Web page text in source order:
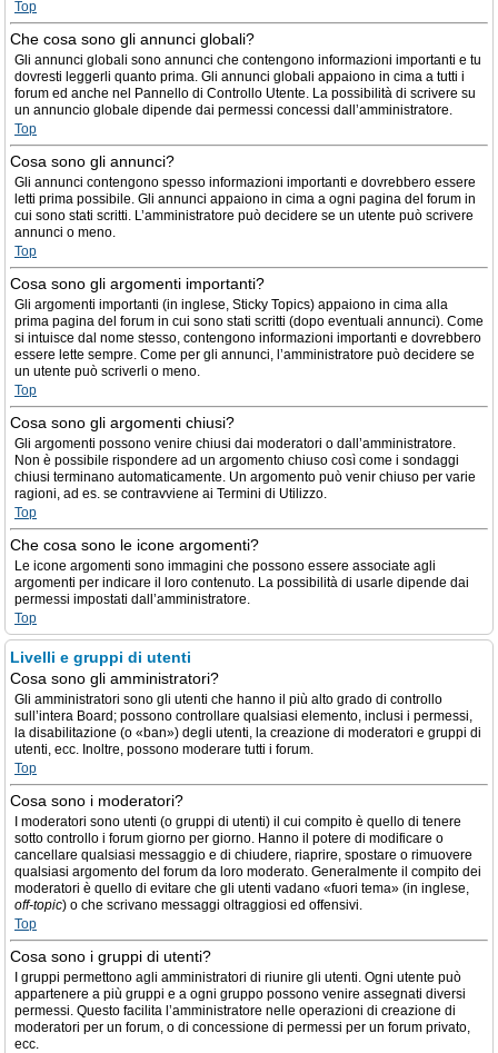
Top
Che cosa sono gli annunci globali?
Gli annunci globali sono annunci che contengono informazioni importanti e tu
dovresti leggerli quanto prima. Gli annunci globali appaiono in cima a tutti i
forum ed anche nel Pannello di Controllo Utente. La possibilità di scrivere su
un annuncio globale dipende dai permessi concessi dall’amministratore.
Top
Cosa sono gli annunci?
Gli annunci contengono spesso informazioni importanti e dovrebbero essere
letti prima possibile. Gli annunci appaiono in cima a ogni pagina del forum in
cui sono stati scritti. L’amministratore può decidere se un utente può scrivere
annunci o meno.
Top
Cosa sono gli argomenti importanti?
Gli argomenti importanti (in inglese, Sticky Topics) appaiono in cima alla
prima pagina del forum in cui sono stati scritti (dopo eventuali annunci). Come
si intuisce dal nome stesso, contengono informazioni importanti e dovrebbero
essere lette sempre. Come per gli annunci, l’amministratore può decidere se
un utente può scriverli o meno.
Top
Cosa sono gli argomenti chiusi?
Gli argomenti possono venire chiusi dai moderatori o dall’amministratore.
Non è possibile rispondere ad un argomento chiuso così come i sondaggi
chiusi terminano automaticamente. Un argomento può venir chiuso per varie
ragioni, ad es. se contravviene ai Termini di Utilizzo.
Top
Che cosa sono le icone argomenti?
Le icone argomenti sono immagini che possono essere associate agli
argomenti per indicare il loro contenuto. La possibilità di usarle dipende dai
permessi impostati dall’amministratore.
Top
Livelli e gruppi di utenti
Cosa sono gli amministratori?
Gli amministratori sono gli utenti che hanno il più alto grado di controllo
sull’intera Board; possono controllare qualsiasi elemento, inclusi i permessi,
la disabilitazione (o «ban») degli utenti, la creazione di moderatori e gruppi di
utenti, ecc. Inoltre, possono moderare tutti i forum.
Top
Cosa sono i moderatori?
I moderatori sono utenti (o gruppi di utenti) il cui compito è quello di tenere
sotto controllo i forum giorno per giorno. Hanno il potere di modificare o
cancellare qualsiasi messaggio e di chiudere, riaprire, spostare o rimuovere
qualsiasi argomento del forum da loro moderato. Generalmente il compito dei
moderatori è quello di evitare che gli utenti vadano «fuori tema» (in inglese,
off-topic) o che scrivano messaggi oltraggiosi ed offensivi.
Top
Cosa sono i gruppi di utenti?
I gruppi permettono agli amministratori di riunire gli utenti. Ogni utente può
appartenere a più gruppi e a ogni gruppo possono venire assegnati diversi
permessi. Questo facilita l’amministratore nelle operazioni di creazione di
moderatori per un forum, o di concessione di permessi per un forum privato,
ecc.